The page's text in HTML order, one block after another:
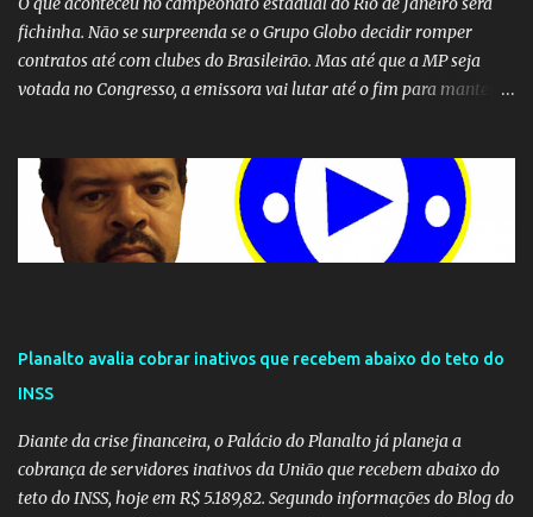
fichinha. Não se surpreenda se o Grupo Globo decidir romper
contratos até com clubes do Brasileirão. Mas até que a MP seja
votada no Congresso, a emissora vai lutar até o fim para manter o
Planalto avalia cobrar inativos que recebem abaixo do teto do
INSS
Diante da crise financeira, o Palácio do Planalto já planeja a
cobrança de servidores inativos da União que recebem abaixo do
teto do INSS, hoje em R$ 5.189,82. Segundo informações do Blog do